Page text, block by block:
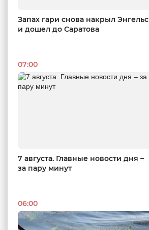
Запах гари снова накрыл Энгельс
и дошел до Саратова
07:00
7 августа. Главные новости дня –
за пару минут
06:00